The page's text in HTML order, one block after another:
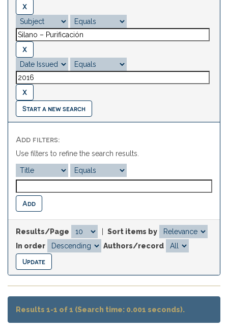
Start a new search
Add filters:
Use filters to refine the search results.
Results/Page
Sort items by
In order
Authors/record
Results 1-1 of 1 (Search time: 0.001 seconds).